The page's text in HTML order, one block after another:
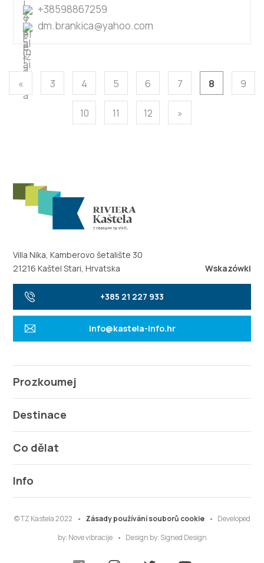
+38598867259
dm.brankica@yahoo.com
« 3 4 5 6 7 8 9
10 11 12 »
Villa Nika, Kamberovo šetalište 30
21216 Kaštel Stari, Hrvatska
Wskazówki
+385 21 227 933
info@kastela-info.hr
Prozkoumej
Destinace
Co dělat
Info
© TZ Kastela 2022 Zásady používání souborů cookie
Developed
by: Nove vibracije Design by: Signed Design